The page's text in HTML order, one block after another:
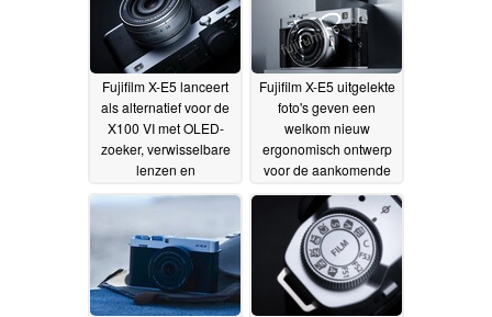
Fujifilm X-E5 lanceert
als alternatief voor de
X100 VI met OLED-
zoeker, verwisselbare
lenzen en
filmsimulatiewiel13-06-
Fujifilm X-E5 uitgelekte
foto's geven een
welkom nieuw
ergonomisch ontwerp
voor de aankomende
compacte APS-C-
camera10-06-2025